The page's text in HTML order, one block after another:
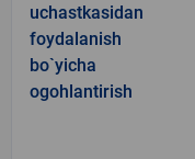
uchastkasidan
foydalanish
bo`yicha
ogohlantirish